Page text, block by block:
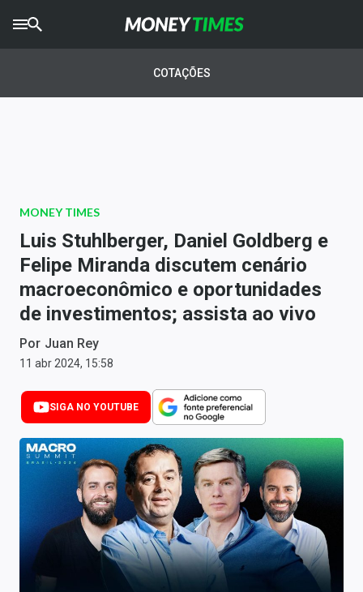
AGROTIMES
Newsletters
Money Trader
Anuncie
Últimas Notícias
Cotações
Comprar ou vender?
Carteiras Recomendadas
Central de Dividendos
Central de Fundos Imobiliários
COTAÇÕES
MONEY TIMES
Luis Stuhlberger, Daniel Goldberg e
Felipe Miranda discutem cenário
macroeconômico e oportunidades
de investimentos; assista ao vivo
Por Juan Rey
11 abr 2024, 15:58
SIGA NO YOUTUBE